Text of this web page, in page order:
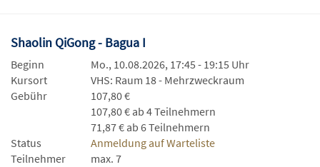
Shaolin QiGong - Bagua I
Beginn
Mo., 10.08.2026, 17:45 - 19:15 Uhr
Kursort
VHS: Raum 18 - Mehrzweckraum
Gebühr
107,80 €
107,80 € ab 4 Teilnehmern
71,87 € ab 6 Teilnehmern
Status
Anmeldung auf Warteliste
Teilnehmer
max. 7